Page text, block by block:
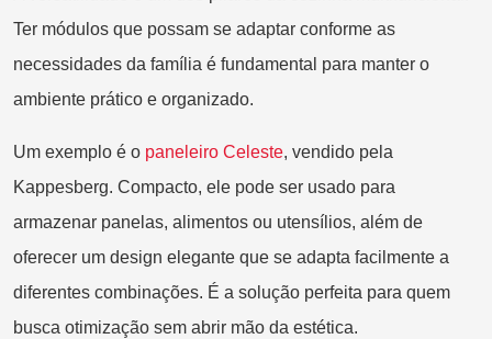
Ter módulos que possam se adaptar conforme as
necessidades da família é fundamental para manter o
ambiente prático e organizado.
Um exemplo é o paneleiro Celeste, vendido pela
Kappesberg. Compacto, ele pode ser usado para
armazenar panelas, alimentos ou utensílios, além de
oferecer um design elegante que se adapta facilmente a
diferentes combinações. É a solução perfeita para quem
busca otimização sem abrir mão da estética.